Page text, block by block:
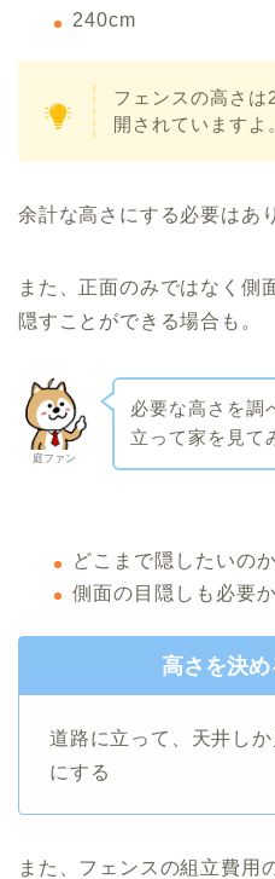
240cm
フェンスの高さ
開されていますよ
余計な高さにする必要はあ
また、正面のみではなく側
隠すことができる場合も。
庭ファン
必要な高さを調
立って家を見て
どこまで隠したいのか
側面の目隠しも必要か
高さを決め
道路に立って、天井し
にする
また、フェンスの組立費用